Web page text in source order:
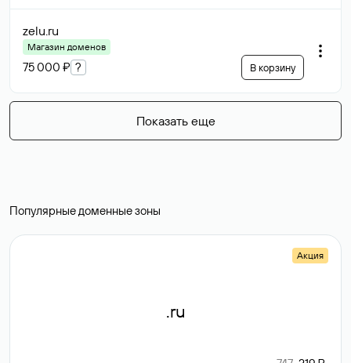
zelu.ru
Магазин доменов
75 000 ₽ ? В корзину
Показать еще
Популярные доменные зоны
Акция
.ru